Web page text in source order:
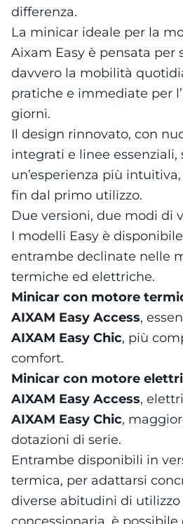
differenza.
La minicar ideale per la
Aixam Easy è pensata per
davvero la mobilità
pratiche e immediate per
giorni.
Il design rinnovato, con
integrati e linee essenziali,
un’esperienza più
fin dal primo utilizzo.
Due versioni, due modi di
I modelli Easy è
entrambe declinate nelle
termiche ed elettriche.
Minicar con motore
AIXAM Easy Access,
AIXAM Easy Chic, più
comfort.
Minicar con motore
AIXAM Easy Access,
AIXAM Easy Chic,
dotazioni di serie.
Entrambe disponibili in
termica, per adattarsi
diverse abitudini di utilizzo